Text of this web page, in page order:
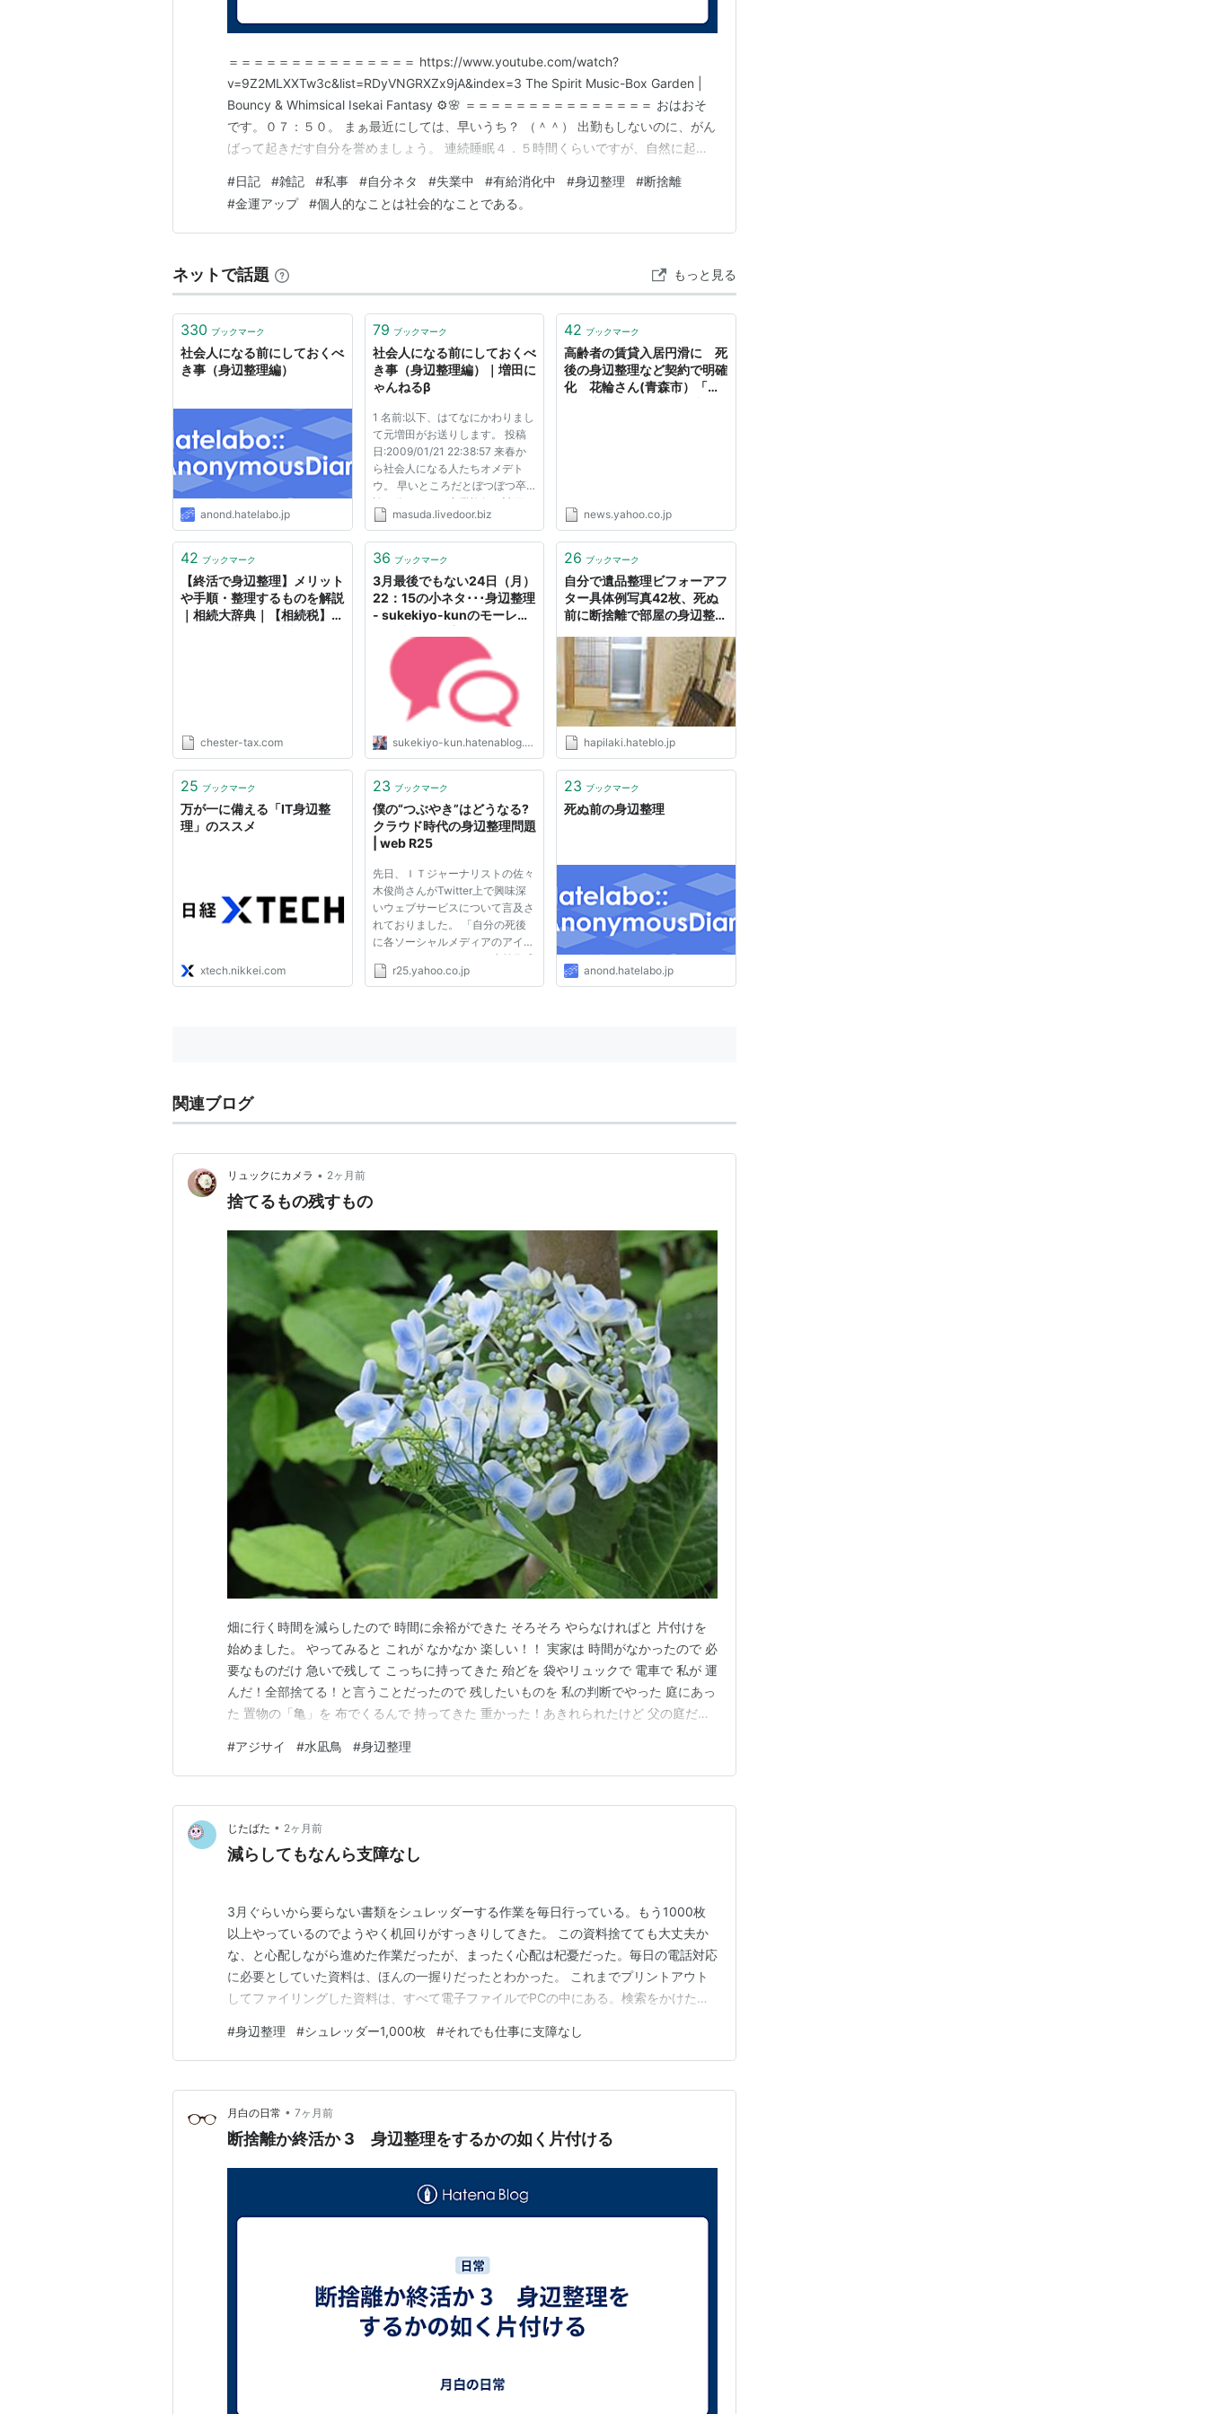
＝＝＝＝＝＝＝＝＝＝＝＝＝＝＝ https://www.youtube.com/watch?
v=9Z2MLXXTw3c&list=RDyVNGRXZx9jA&index=3 The Spirit Music-Box Garden |
Bouncy & Whimsical Isekai Fantasy ⚙️🌸 ＝＝＝＝＝＝＝＝＝＝＝＝＝＝＝ おはおそ
です。０７：５０。 まぁ最近にしては、早いうち？ （＾＾） 出勤もしないのに、がん
ばって起きだす自分を誉めましょう。 連続睡眠４．５時間くらいですが、自然に起き
レスがすべ…
#日記 #雑記 #私事 #自分ネタ #失業中 #有給消化中 #身辺整理 #断捨離
#金運アップ #個人的なことは社会的なことである。
ネットで話題 もっと見る
330 ブックマーク
社会人になる前にしておくべ
き事（身辺整理編）
anond.hatelabo.jp
79 ブックマーク
社会人になる前にしておくべ
き事（身辺整理編）｜増田に
ゃんねるβ
1 名前:以下、はてなにかわりまし
て元増田がお送りします。 投稿
日:2009/01/21 22:38:57 来春か
ら社会人になる人たちオメデト
ウ。 早いところだとぼつぼつ卒
論も終わって、卒業旅行の計画と
かなんとなく浮ついてる頃だと思
泊の旅とか良いぞ。 さて、暇が
で...
masuda.livedoor.biz
42 ブックマーク
高齢者の賃貸入居円滑に 死
後の身辺整理など契約で明確
化 花輪さん(青森市）「仕
news.yahoo.co.jp
42 ブックマーク
【終活で身辺整理】メリット
や手順・整理するものを解説
｜相続大辞典｜【相続税】専
chester-tax.com
36 ブックマーク
3月最後でもない24日（月）
22：15の小ネタ･･･身辺整理
- sukekiyo-kunのモーレ
sukekiyo-kun.hatenablog.com
26 ブックマーク
自分で遺品整理ビフォーアフ
ター具体例写真42枚、死ぬ
前に断捨離で部屋の身辺整理
hapilaki.hateblo.jp
25 ブックマーク
万が一に備える「IT身辺整
理」のススメ
xtech.nikkei.com
23 ブックマーク
僕の“つぶやき”はどうなる?
クラウド時代の身辺整理問題
| web R25
先日、ＩＴジャーナリストの佐々
木俊尚さんがTwitter上で興味深
いウェブサービスについて言及さ
れておりました。 「自分の死後
に各ソーシャルメディアのアイデ
ンティティをどうするか生前作成
しておけるMy WebWill（英
r25.yahoo.co.jp
23 ブックマーク
死ぬ前の身辺整理
anond.hatelabo.jp
関連ブログ
リュックにカメラ • 2ヶ月前
捨てるもの残すもの
畑に行く時間を減らしたので 時間に余裕ができた そろそろ やらなければと 片付けを
始めました。 やってみると これが なかなか 楽しい！！ 実家は 時間がなかったので 必
要なものだけ 急いで残して こっちに持ってきた 殆どを 袋やリュックで 電車で 私が 運
んだ！全部捨てる！と言うことだったので 残したいものを 私の判断でやった 庭にあっ
た 置物の「亀」を 布でくるんで 持ってきた 重かった！あきれられたけど 父の庭だか
はあれで良かった！ 引っ越しを 同じ市内で３回やった 結婚して住んだとこは「家賃が
高すぎて」…
#アジサイ #水凪鳥 #身辺整理
じたばた • 2ヶ月前
減らしてもなんら支障なし
3月ぐらいから要らない書類をシュレッダーする作業を毎日行っている。もう1000枚
以上やっているのでようやく机回りがすっきりしてきた。 この資料捨てても大丈夫か
な、と心配しながら進めた作業だったが、まったく心配は杞憂だった。毎日の電話対応
に必要としていた資料は、ほんの一握りだったとわかった。 これまでプリントアウト
してファイリングした資料は、すべて電子ファイルでPCの中にある。検索をかけたら
とで、以前よりも仕事がしやすくなった。もっと早く断捨離しておけばよかった。 そ
れに、大昔の知識って、いまも通用するかは微妙だし。ホ…
#身辺整理 #シュレッダー1,000枚 #それでも仕事に支障なし
月白の日常 • 7ヶ月前
断捨離か終活か 3 身辺整理をするかの如く片付ける